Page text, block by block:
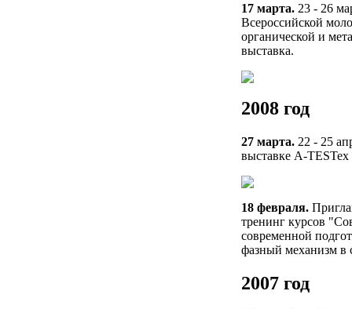
17 марта. 23 - 26
Всероссийской
органической и
выставка.
2008 год
27 марта. 22 - 25
выставке A-
18 февраля.
тренинг курсов
современной
фазный механизм
2007 год